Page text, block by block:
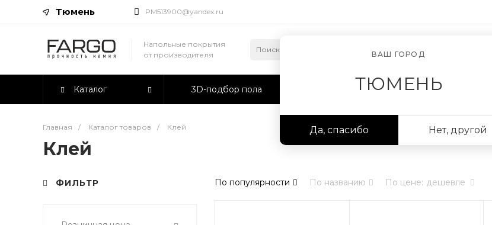
Тюмень
ВАШ ГОРОД
ТЮМЕНЬ
Да, спасибо Нет, другой
PM513900@yandex.ru
Напольные покрытия
от производителя
Каталог 3D-подбор пола Сотрудничество Информация
Главная / Каталог товаров / Клей
Клей
ФИЛЬТР По популярности По названию По цене: дешевле